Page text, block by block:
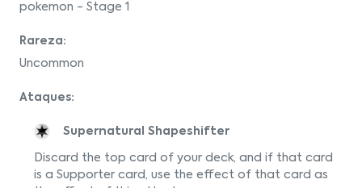
pokemon - Stage 1
Rareza:
Uncommon
Ataques:
Supernatural Shapeshifter
Discard the top card of your deck, and if that card
is a Supporter card, use the effect of that card as